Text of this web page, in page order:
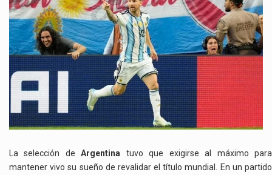
DE
CABO
VERDE
Y
AVANZA
A
OCTAVOS
DEL
MUNDIAL
2026
La selección deArgentina tuvo que exigirse al máximo para
mantener vivo su sueño de revalidar el título mundial. En un partido